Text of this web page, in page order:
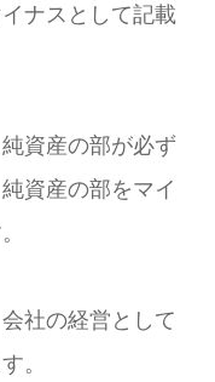
ナスとして記載
資産の部が必ず
資産の部をマイ
社の経営として
。